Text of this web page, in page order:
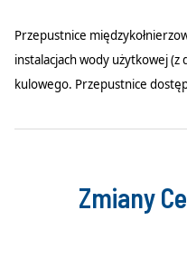
Przepustnice
instalacjach wody użytkowej
kulowego. Przepustnice
Zmiany